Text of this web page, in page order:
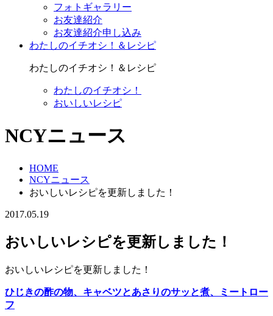
フォトギャラリー
お友達紹介
お友達紹介申し込み
わたしのイチオシ！＆レシピ
わたしのイチオシ！＆レシピ
わたしのイチオシ！
おいしいレシピ
NCYニュース
HOME
NCYニュース
おいしいレシピを更新しました！
2017.05.19
おいしいレシピを更新しました！
おいしいレシピを更新しました！
ひじきの酢の物、キャベツとあさりのサッと煮、ミートロー
フ